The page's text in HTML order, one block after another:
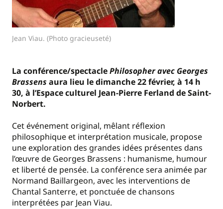
Jean Viau. (Photo gracieuseté)
La conférence/spectaclePhilosopher avec Georges
Brassens aura lieu le dimanche 22 février, à 14 h
30, à l’Espace culturel Jean-Pierre Ferland de Saint-
Norbert.
Cet événement original, mêlant réflexion
philosophique et interprétation musicale, propose
une exploration des grandes idées présentes dans
l’œuvre de Georges Brassens : humanisme, humour
et liberté de pensée. La conférence sera animée par
Normand Baillargeon, avec les interventions de
Chantal Santerre, et ponctuée de chansons
interprétées par Jean Viau.